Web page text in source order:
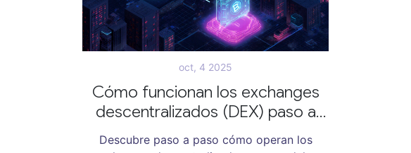
oct, 4 2025
Cómo funcionan los exchanges
descentralizados (DEX) paso a
Descubre paso a paso cómo operan los